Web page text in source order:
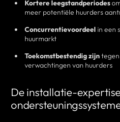
Kortere leegstandperiodes
meer potentiële huurders
Concurrentievoordeel in een
huurmarkt
Toekomstbestendig zijn
verwachtingen van huurders
De installatie-